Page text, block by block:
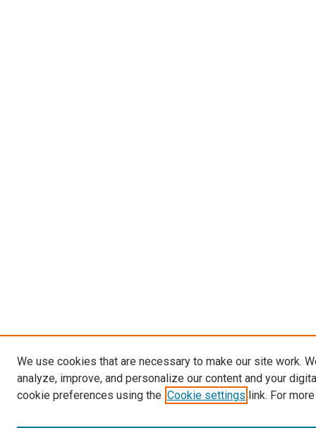
We use cookies that are necessary to make our site work.
analyze, improve, and personalize our content and your
cookie preferences using the Cookie settings link. For